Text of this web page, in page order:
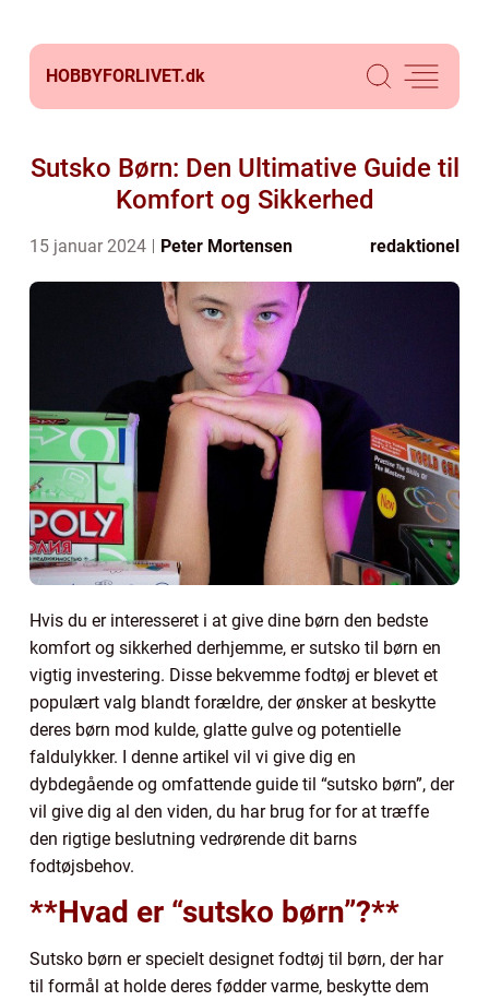
HOBBYFORLIVET.dk
Sutsko Børn: Den Ultimative Guide til
Komfort og Sikkerhed
15 januar 2024 Peter Mortensen redaktionel
Hvis du er interesseret i at give dine børn den bedste
komfort og sikkerhed derhjemme, er sutsko til børn en
vigtig investering. Disse bekvemme fodtøj er blevet et
populært valg blandt forældre, der ønsker at beskytte
deres børn mod kulde, glatte gulve og potentielle
faldulykker. I denne artikel vil vi give dig en
dybdegående og omfattende guide til “sutsko børn”, der
vil give dig al den viden, du har brug for for at træffe
den rigtige beslutning vedrørende dit barns
fodtøjsbehov.
**Hvad er “sutsko børn”?**
Sutsko børn er specielt designet fodtøj til børn, der har
til formål at holde deres fødder varme, beskytte dem